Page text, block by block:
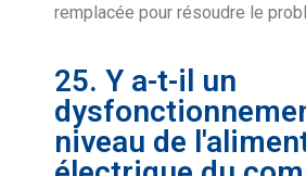
remplacée pour résoudre le
25. Y a-t-il un
niveau de